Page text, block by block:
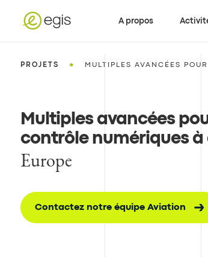
A propos
PROJETS • MULTIPLES AVANCÉES
Multiples avancées
contrôle numériques à
Europe
Contactez notre équipe Aviation